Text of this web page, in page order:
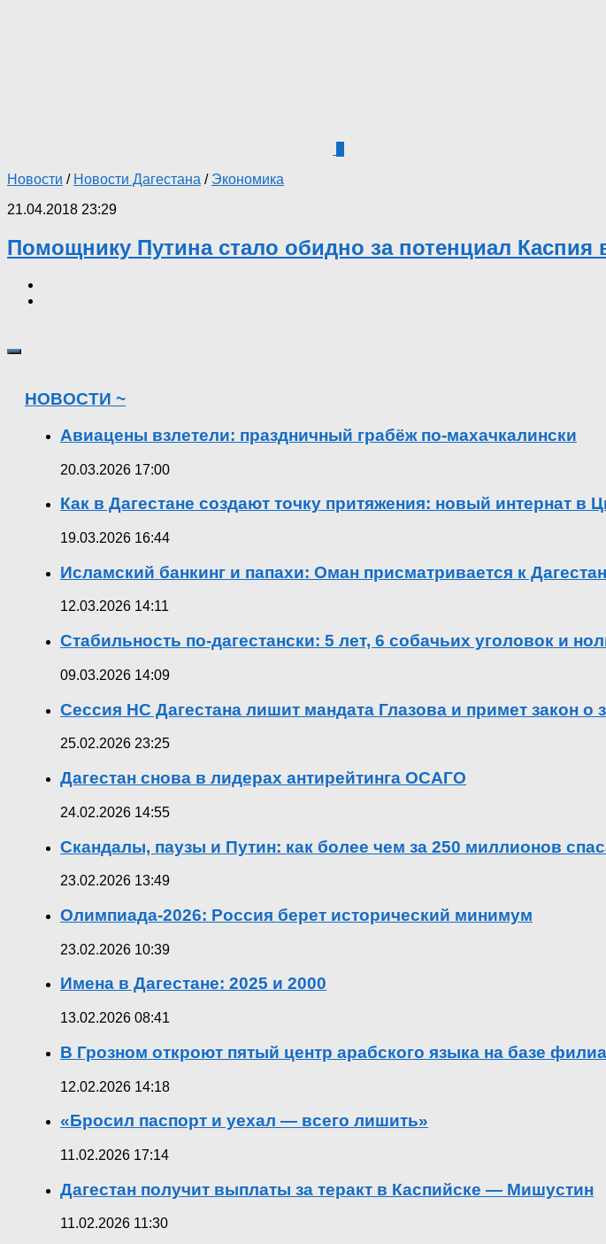
Новости / Новости Дагестана / Экономика
21.04.2018 23:29
Помощнику Путина стало обидно за потенциал Каспия
НОВОСТИ ~
Авиацены взлетели: праздничный грабёж по-махачкалински
20.03.2026 17:00
Как в Дагестане создают точку притяжения: новый интернат в
19.03.2026 16:44
Исламский банкинг и папахи: Оман присматривается к
12.03.2026 14:11
Стабильность по-дагестански: 5 лет, 6 собачьих уголовок и
09.03.2026 14:09
Сессия НС Дагестана лишит мандата Глазова и примет закон о
25.02.2026 23:25
Дагестан снова в лидерах антирейтинга ОСАГО
24.02.2026 14:55
Скандалы, паузы и Путин: как более чем за 250 миллионов
23.02.2026 13:49
Олимпиада-2026: Россия берет исторический минимум
23.02.2026 10:39
Имена в Дагестане: 2025 и 2000
13.02.2026 08:41
В Грозном откроют пятый центр арабского языка на базе
12.02.2026 14:18
«Бросил паспорт и уехал — всего лишить»
11.02.2026 17:14
Дагестан получит выплаты за теракт в Каспийске — Мишустин
11.02.2026 11:30